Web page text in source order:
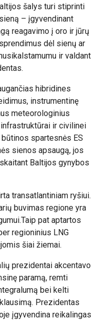
šalys turi stiprinti
– įgyvendinant
reagavimo į oro ir jūrų
dėl sienų ar
ir valdant
hibridines
instrumentinę
meteorologinius
ir civilinei
spartesnės ES
sienos apsaugą, jos
Baltijos gynybos
transatlantiniam ryšiui.
buvimas regione yra
pat aptartos
regioninius LNG
šiai žiemai.
prezidentai akcentavo
paramą, remti
bei kelti
Prezidentas
įgyvendina reikalingas